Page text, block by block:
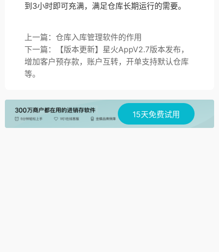
到3小时即可充满，满足仓库长期运行的需要。
上一篇：仓库入库管理软件的作用
下一篇：【版本更新】星火AppV2.7版本发布，
增加客户预存款，账户互转，开单支持默认仓库
等。
15天免费试用